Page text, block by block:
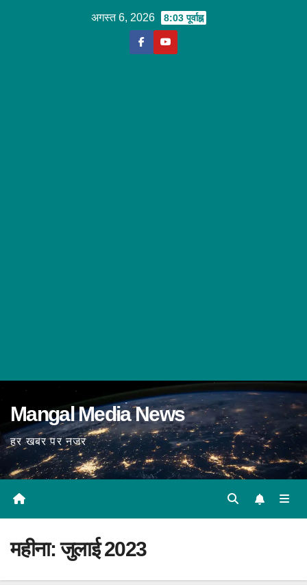
अगस्त 6, 2026 8:03 पूर्वाह्न
Mangal Media News
हर खबर पर नजर
महीना:जुलाई 2023